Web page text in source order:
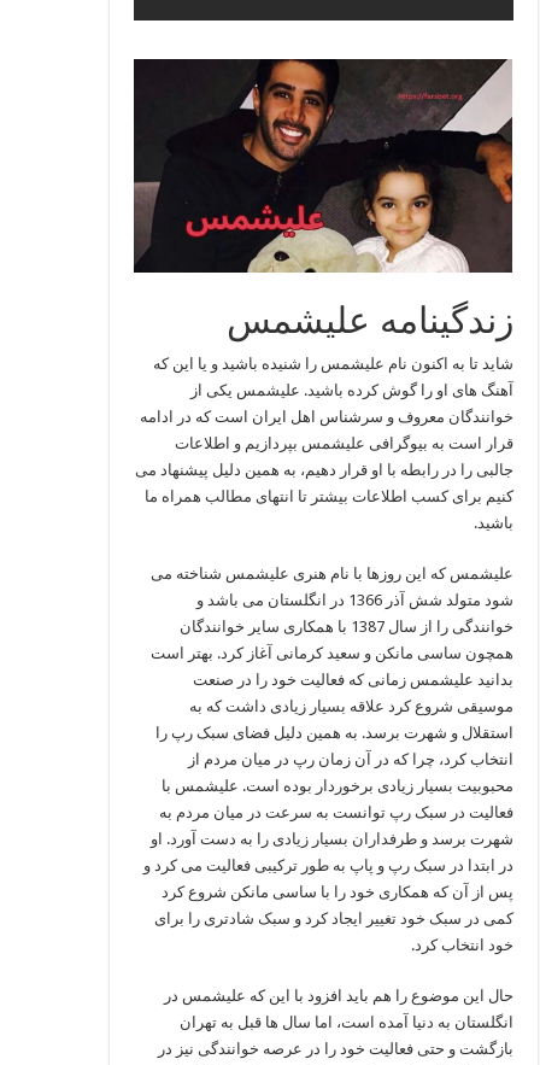
زندگینامه علیشمس
شاید تا به اکنون نام علیشمس را شنیده باشید و یا این که
آهنگ های او را گوش کرده باشید. علیشمس یکی از
خوانندگان معروف و سرشناس اهل ایران است که در ادامه
قرار است به بیوگرافی علیشمس بپردازیم و اطلاعات
جالبی را در رابطه با او قرار دهیم، به همین دلیل پیشنهاد می
کنیم برای کسب اطلاعات بیشتر تا انتهای مطالب همراه ما
باشید.
علیشمس که این روزها با نام هنری علیشمس شناخته می‌
شود متولد شش آذر 1366 در انگلستان می باشد و
خوانندگی را از سال 1387 با همکاری سایر خوانندگان
همچون ساسی مانکن و سعید کرمانی آغاز کرد. بهتر است
بدانید علیشمس زمانی که فعالیت خود را در صنعت
موسیقی شروع کرد علاقه بسیار زیادی داشت که به
استقلال و شهرت برسد. به همین دلیل فضای سبک رپ را
انتخاب کرد، چرا که در آن زمان رپ در میان مردم از
محبوبیت بسیار زیادی برخوردار بوده است. علیشمس با
فعالیت در سبک رپ توانست به سرعت در میان مردم به
شهرت برسد و طرفداران بسیار زیادی را به دست آورد. او
در ابتدا در سبک رپ و پاپ به طور ترکیبی فعالیت می کرد و
پس از آن که همکاری خود را با ساسی مانکن شروع کرد
کمی در سبک خود تغییر ایجاد کرد و سبک شادتری را برای
خود انتخاب کرد.
حال این موضوع را هم باید افزود با این که علیشمس در
انگلستان به دنیا آمده است، اما سال ها قبل به تهران
بازگشت و حتی فعالیت خود را در عرصه خوانندگی نیز در